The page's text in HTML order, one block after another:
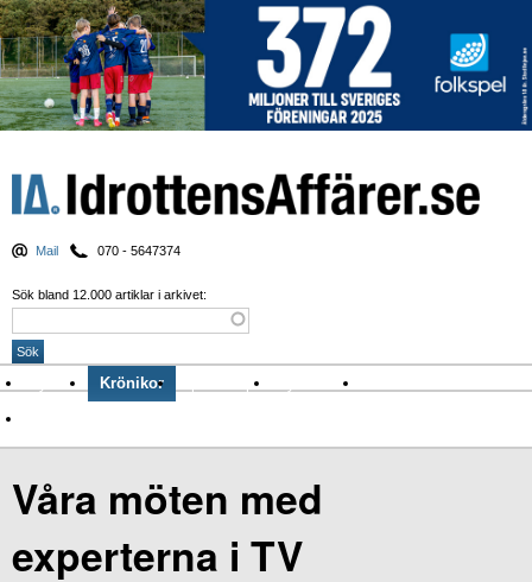
Mail 070 - 5647374
Sök bland 12.000 artiklar i arkivet:
Nyheter Krönikor Sport & spel Nyhetsbrev
Våra möten med
experterna i TV